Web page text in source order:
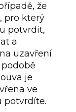
že
pro který
potvrdit,
a
uzavření
je
ve
potvrdíte.